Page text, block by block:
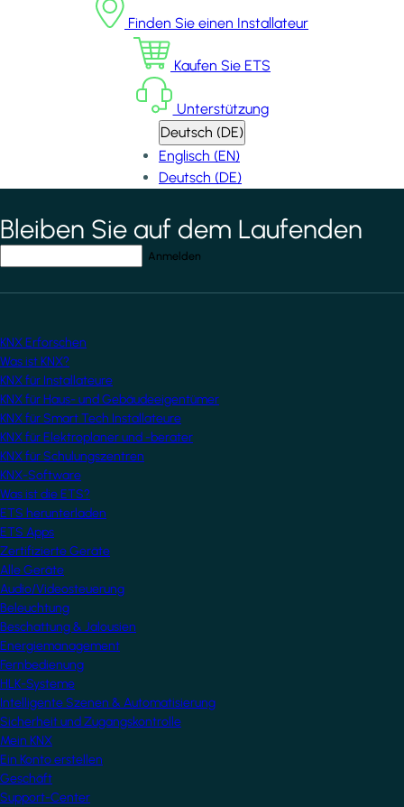
Finden Sie einen Installateur
Kaufen Sie ETS
Unterstützung
Deutsch (DE)
Englisch (EN)
Deutsch (DE)
*indicates required field
Bleiben Sie auf dem Laufenden
KNX Erforschen
Was ist KNX?
KNX für Installateure
KNX für Haus- und Gebäudeeigentümer
KNX für Smart Tech Installateure
KNX für Elektroplaner und -berater
KNX für Schulungszentren
KNX-Software
Was ist die ETS?
ETS herunterladen
ETS Apps
Zertifizierte Geräte
Alle Geräte
Audio/Videosteuerung
Beleuchtung
Beschattung & Jalousien
Energiemanagement
Fernbedienung
HLK-Systeme
Intelligente Szenen & Automatisierung
Sicherheit und Zugangskontrolle
Mein KNX
Ein Konto erstellen
Geschäft
Support-Center